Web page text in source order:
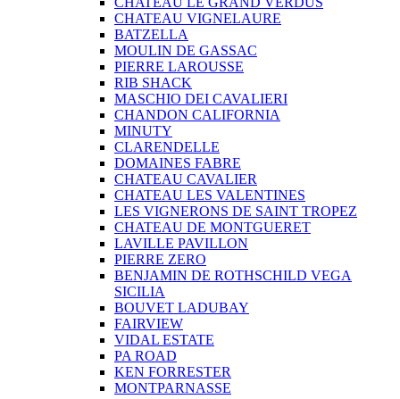
CHATEAU VIGNELAURE
BATZELLA
MOULIN DE GASSAC
PIERRE LAROUSSE
RIB SHACK
MASCHIO DEI CAVALIERI
CHANDON CALIFORNIA
MINUTY
CLARENDELLE
DOMAINES FABRE
CHATEAU CAVALIER
CHATEAU LES VALENTINES
LES VIGNERONS DE SAINT TROPEZ
CHATEAU DE MONTGUERET
LAVILLE PAVILLON
PIERRE ZERO
BENJAMIN DE ROTHSCHILD VEGA
SICILIA
BOUVET LADUBAY
FAIRVIEW
VIDAL ESTATE
PA ROAD
KEN FORRESTER
MONTPARNASSE